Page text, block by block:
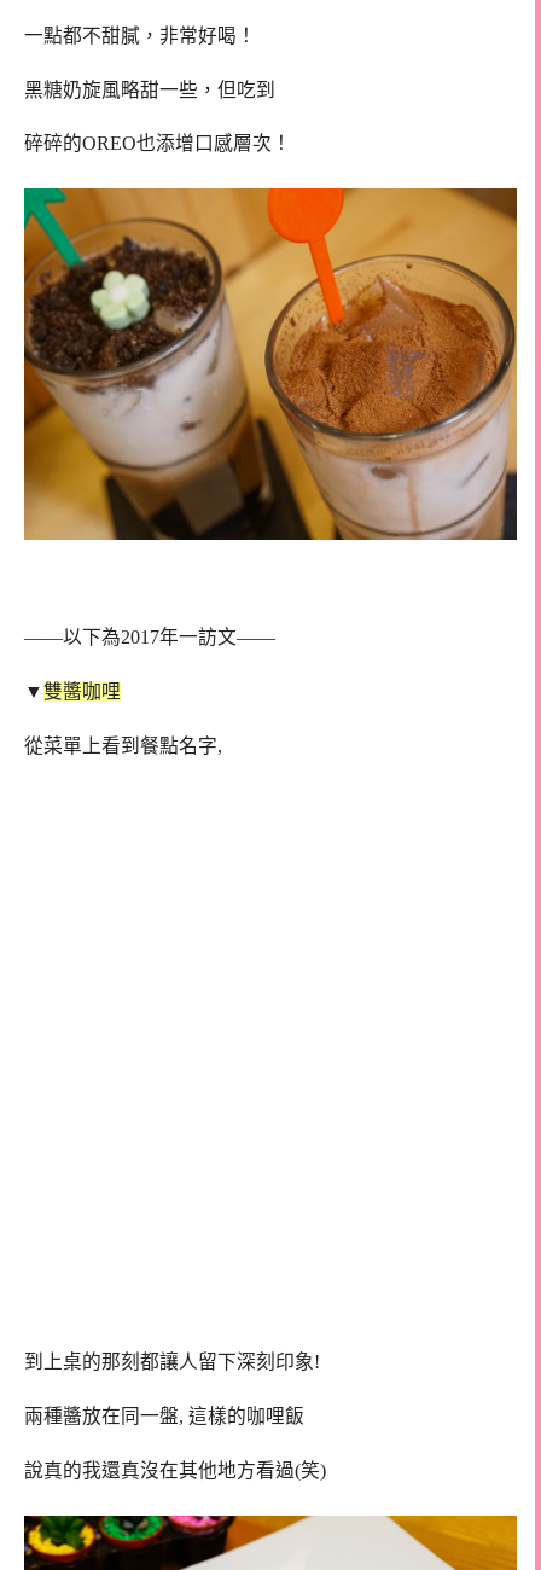
一點都不甜膩，非常好喝！
黑糖奶旋風略甜一些，但吃到
碎碎的OREO也添增口感層次！
——以下為2017年一訪文——
▼雙醬咖哩
從菜單上看到餐點名字,
到上桌的那刻都讓人留下深刻印象!
兩種醬放在同一盤, 這樣的咖哩飯
說真的我還真沒在其他地方看過(笑)